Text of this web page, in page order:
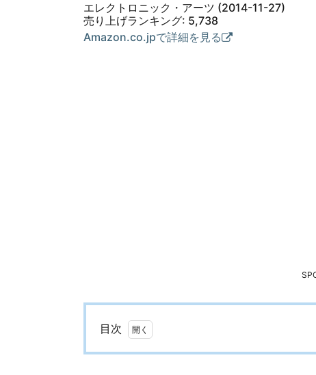
エレクトロニック・アーツ (2014-11-27)
売り上げランキング: 5,738
Amazon.co.jpで詳細を見る
目次
1.